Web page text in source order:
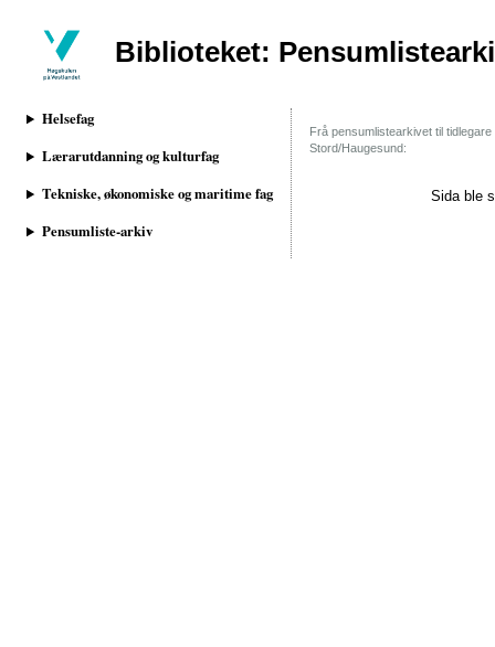
Biblioteket:
Helsefag
Lærarutdanning og kulturfag
Tekniske, økonomiske og maritime fag
Pensumliste-arkiv
Frå pensumlistearkivet til
Stord/Haugesund:
Sida ble